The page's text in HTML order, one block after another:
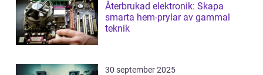
Återbrukad elektronik: Skapa
smarta hem-prylar av gammal
teknik
30 september 2025